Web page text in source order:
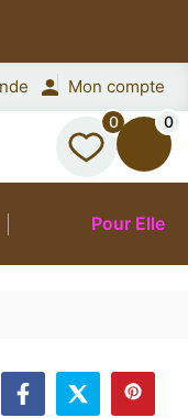
Mon compte
0 0
Pour Elle